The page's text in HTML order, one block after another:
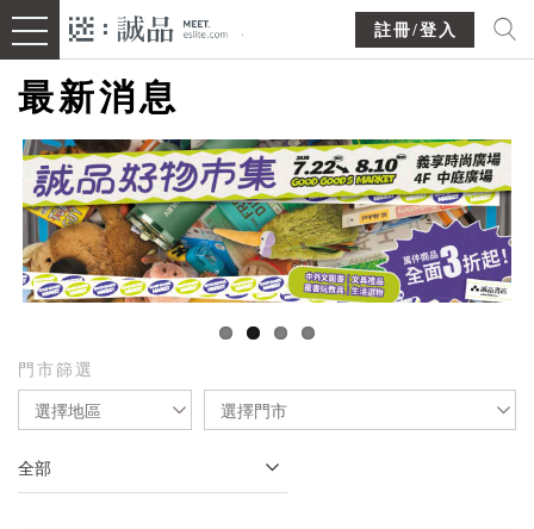
註冊/登入
最新消息
門市篩選
選擇地區 選擇門市
全部